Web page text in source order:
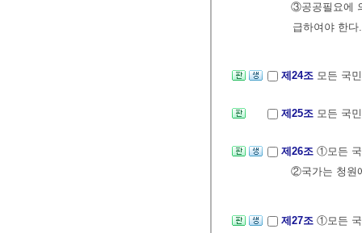
③공공필요에
급하여야 한다.
제24조 모든 국
제25조 모든 국
제26조 ①모든 국
②국가는 청원
제27조 ①모든